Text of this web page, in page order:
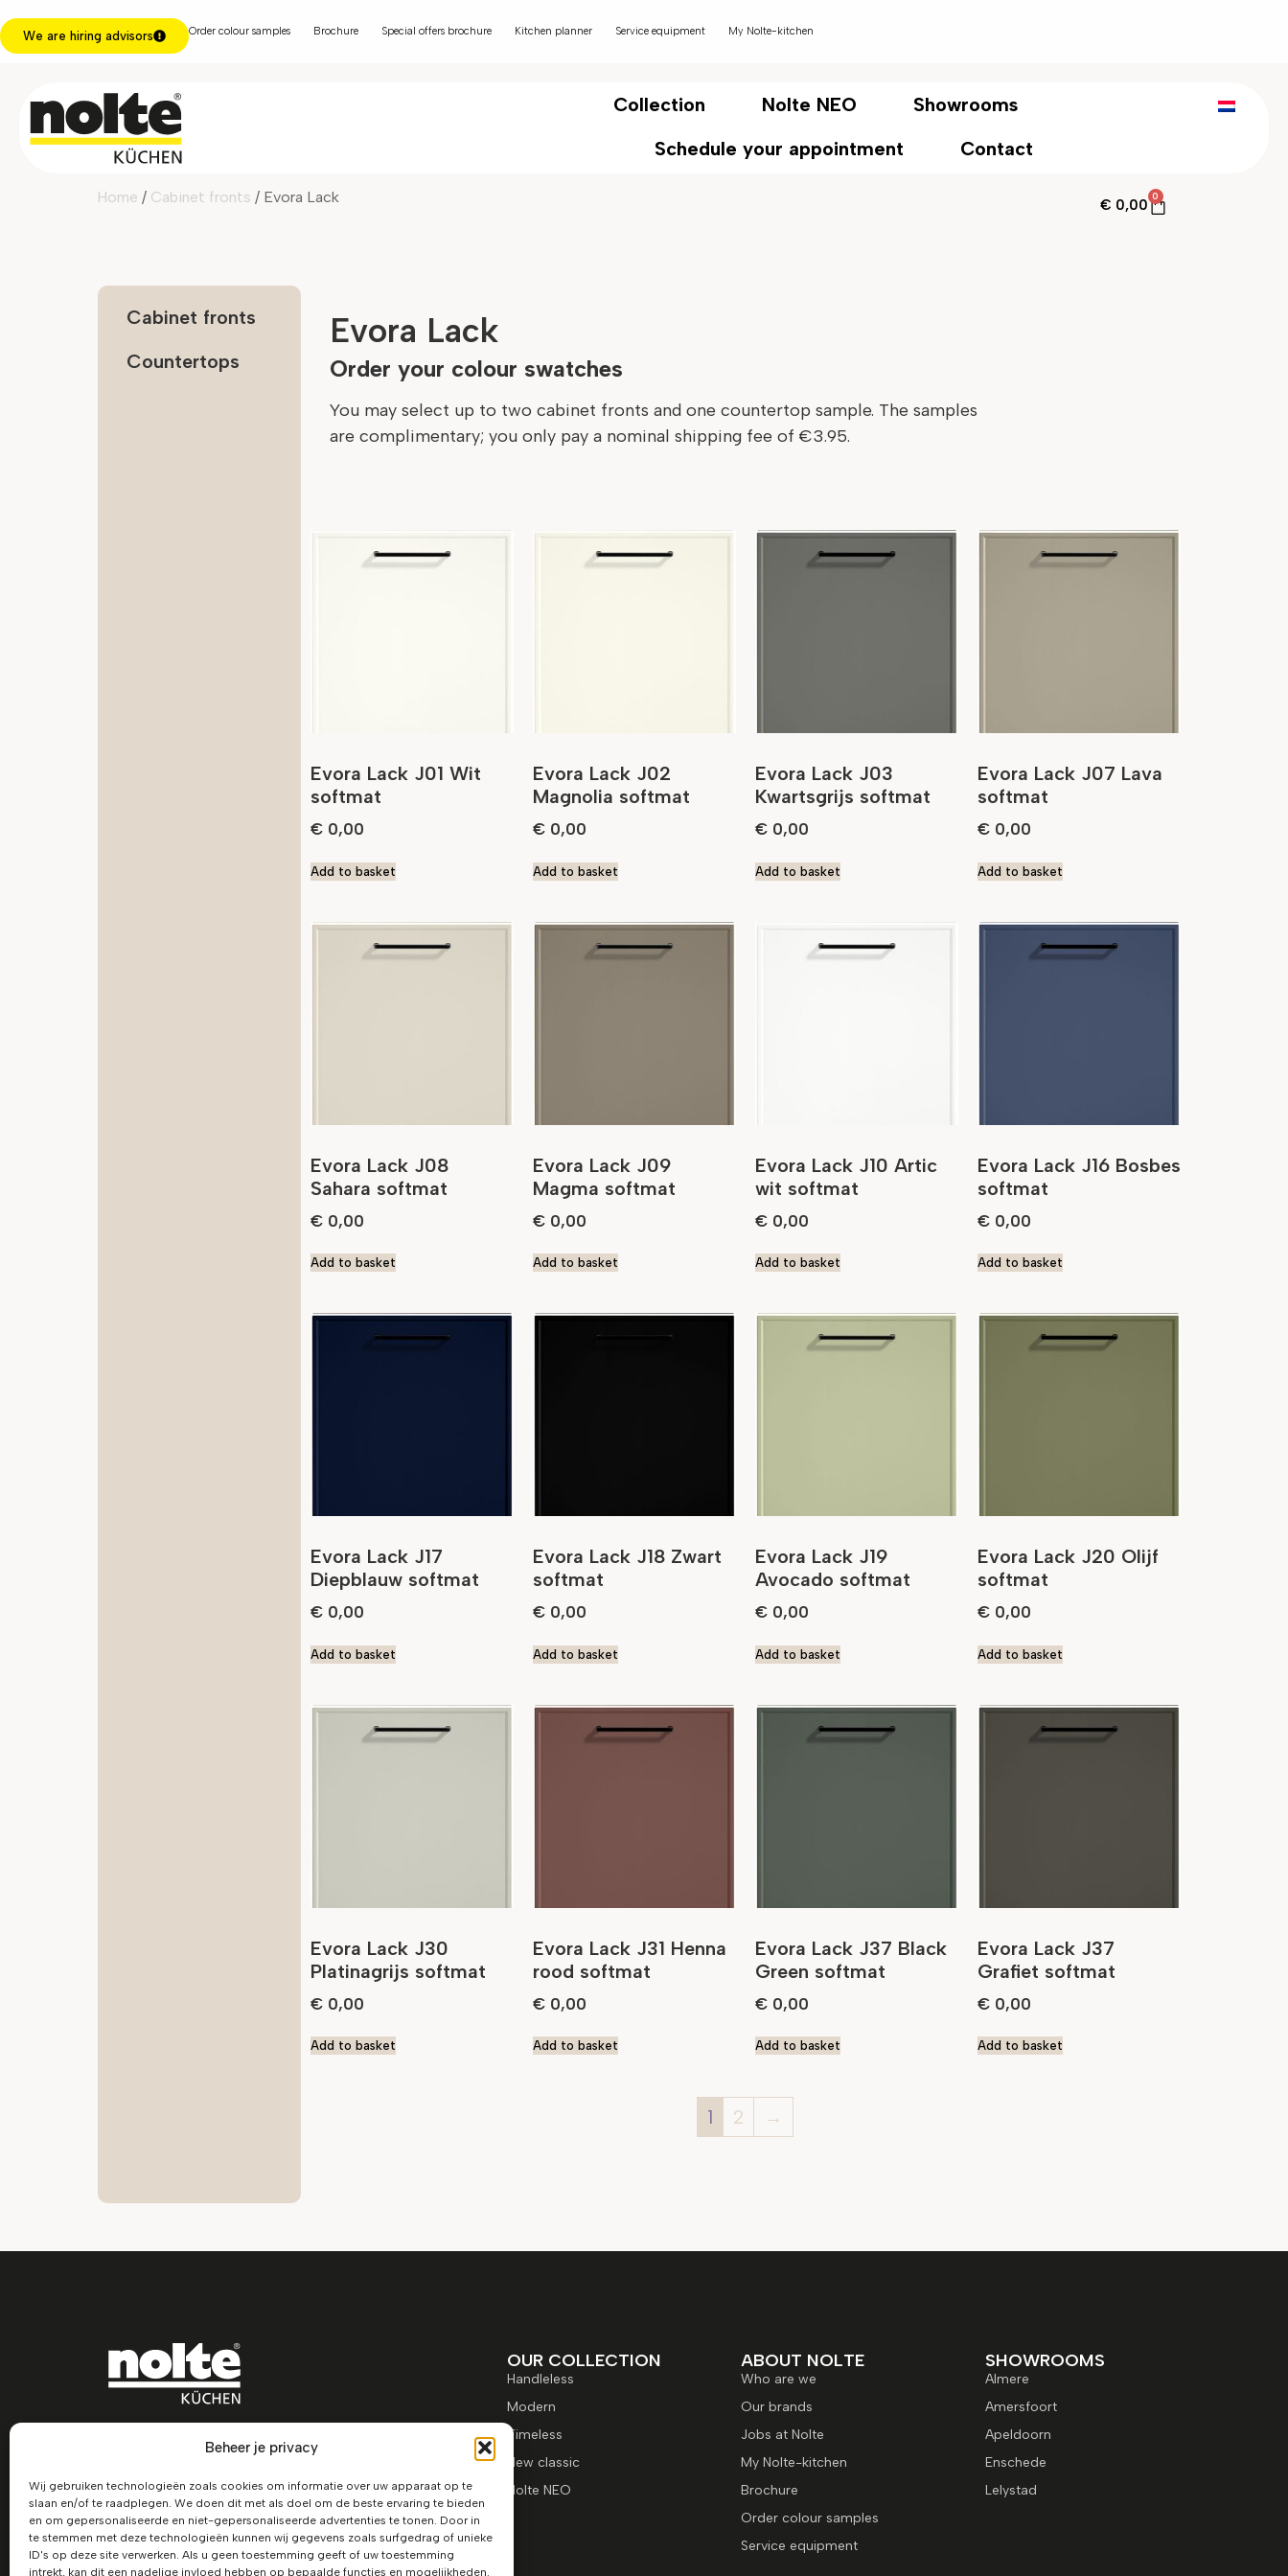
Beheer je privacy
Wij gebruiken technologieën zoals cookies om informatie over uw apparaat op te
slaan en/of te raadplegen. We doen dit met als doel om de beste ervaring te bieden
en om gepersonaliseerde en niet-gepersonaliseerde advertenties te tonen. Door in
te stemmen met deze technologieën kunnen wij gegevens zoals surfgedrag of unieke
ID's op deze site verwerken. Als u geen toestemming geeft of uw toestemming
intrekt, kan dit een nadelige invloed hebben op bepaalde functies en mogelijkheden.
We are hiring advisors Order colour samples Brochure Special offers brochure Kitchen planner Service equipment My Nolte-kitchen
Collection Nolte NEO
Showrooms
Schedule your appointment
Contact
Home / Cabinet fronts / Evora Lack € 0,00
0
Cabinet fronts
Countertops
Evora Lack
Order your colour swatches
You may select up to two cabinet fronts and one countertop sample. The samples
are complimentary; you only pay a nominal shipping fee of €3.95.
Evora Lack J01 Wit
softmat
€0,00
Add to basket
Evora Lack J02
Magnolia softmat
€0,00
Add to basket
Evora Lack J03
Kwartsgrijs softmat
€0,00
Add to basket
Evora Lack J07 Lava
softmat
€0,00
Add to basket
Evora Lack J08
Sahara softmat
€0,00
Add to basket
Evora Lack J09
Magma softmat
€0,00
Add to basket
Evora Lack J10 Artic
wit softmat
€0,00
Add to basket
Evora Lack J16 Bosbes
softmat
€0,00
Add to basket
Evora Lack J17
Diepblauw softmat
€0,00
Add to basket
Evora Lack J18 Zwart
softmat
€0,00
Add to basket
Evora Lack J19
Avocado softmat
€0,00
Add to basket
Evora Lack J20 Olijf
softmat
€0,00
Add to basket
Evora Lack J30
Platinagrijs softmat
€0,00
Add to basket
Evora Lack J31 Henna
rood softmat
€0,00
Add to basket
Evora Lack J37 Black
Green softmat
€0,00
Add to basket
Evora Lack J37
Grafiet softmat
€0,00
Add to basket
1 2 →
OUR COLLECTION
Handleless
Modern
Timeless
New classic
Nolte NEO
ABOUT NOLTE
Who are we
Our brands
Jobs at Nolte
My Nolte-kitchen
Brochure
Order colour samples
Service equipment
SHOWROOMS
Almere
Amersfoort
Apeldoorn
Enschede
Lelystad